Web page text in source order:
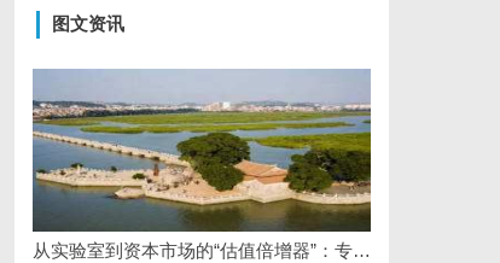
图文资讯
从实验室到资本市场的“估值倍增器”：专利律师如何重塑硬科技企业的融资逻辑